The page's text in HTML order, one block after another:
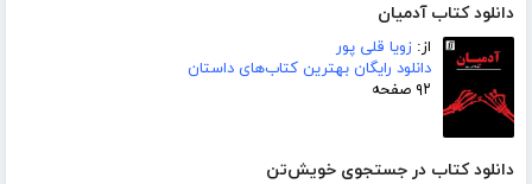
دانلود کتاب آدمیان
از: زویا قلی پور
دانلود رایگان بهترین کتاب‌های داستان
۹۲ صفحه
دانلود کتاب در جستجوی خویش‌تن